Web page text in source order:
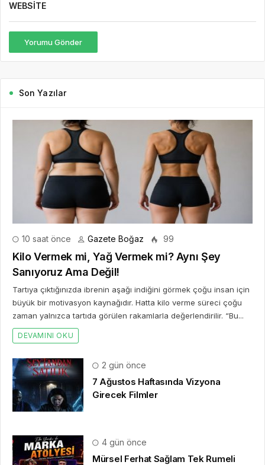
WEBSITE
Yorumu Gönder
Son Yazılar
10 saat önce Gazete Boğaz 99
Kilo Vermek mi, Yağ Vermek mi? Aynı Şey
Sanıyoruz Ama Değil!
Tartıya çıktığınızda ibrenin aşağı indiğini görmek çoğu insan için
büyük bir motivasyon kaynağıdır. Hatta kilo verme süreci çoğu
zaman yalnızca tartıda görülen rakamlarla değerlendirilir. “Bu...
DEVAMINI OKU
2 gün önce
7 Ağustos Haftasında Vizyona
Girecek Filmler
4 gün önce
Mürsel Ferhat Sağlam Tek Rumeli